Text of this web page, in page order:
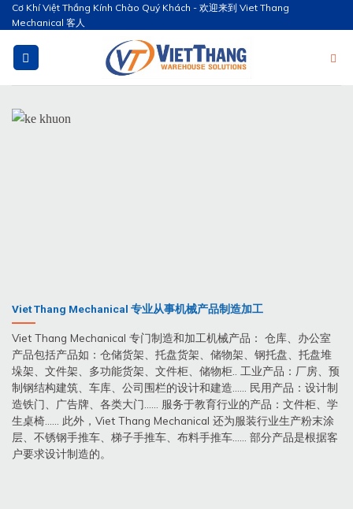
Bỏ
qua
nội
dung
Cơ Khí Việt Thắng Kính Chào Quý Khách - 欢迎来到 Viet Thang
Mechanical 客人
Viet Thang Mechanical 专业从事机械产品制造加工
Viet Thang Mechanical 专门制造和加工机械产品： 仓库、办公室
产品包括产品如：仓储货架、托盘货架、储物架、钢托盘、托盘堆
垛架、文件架、多功能货架、文件柜、储物柜.. 工业产品：厂房、预
制钢结构建筑、车库、公司围栏的设计和建造…… 民用产品：设计制
造铁门、广告牌、各类大门…… 服务于教育行业的产品：文件柜、学
生桌椅…… 此外，Viet Thang Mechanical 还为服装行业生产粉末涂
层、不锈钢手推车、梯子手推车、布料手推车…… 部分产品是根据客
户要求设计制造的。